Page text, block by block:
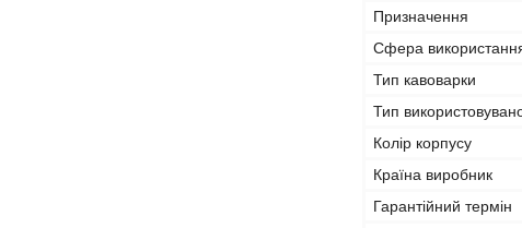
Призначення
Сфера
Тип кавоварки
Тип
Колір корпусу
Країна виробник
Гарантійний термін